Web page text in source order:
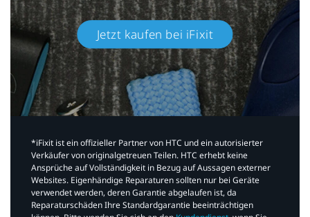
Jetzt kaufen bei iFixit​
*iFixit ist ein offizieller Partner von HTC und ein autorisierter
Verkäufer von originalgetreuen Teilen. HTC erhebt keine
Ansprüche auf Vollständigkeit in Bezug auf Aussagen externer
Websites. Eigenhändige Reparaturen sollten nur bei Geräte
verwendet werden, deren Garantie abgelaufen ist, da
Reparaturschäden Ihre Standardgarantie beeinträchtigen